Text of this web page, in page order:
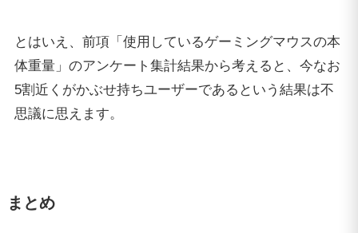
とはいえ、前項「使用しているゲーミングマウスの本
体重量」のアンケート集計結果から考えると、今なお
5割近くがかぶせ持ちユーザーであるという結果は不
思議に思えます。
まとめ